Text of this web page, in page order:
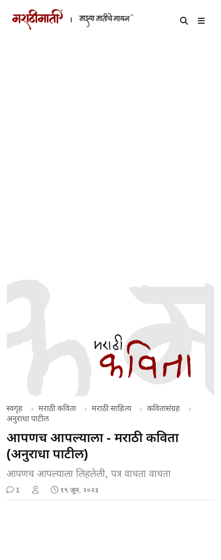
स्वगृह मराठी कविता मराठी साहित्य
कवितासंग्रह
अनुराधा पाटील
आपणच आपल्याला - मराठी कविता
(अनुराधा पाटील)
आपणच आपल्याला लिहलेली, पत्र वाचता वाचता
1 १९ जून, २०२३